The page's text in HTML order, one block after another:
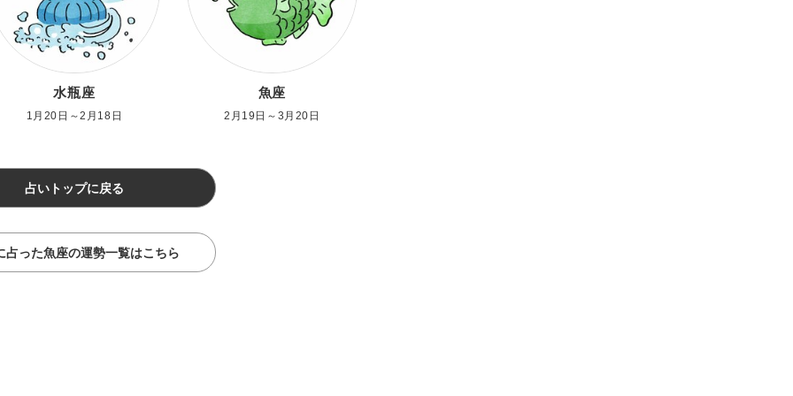
水瓶座
1月20日～2月18日
魚座
2月19日～3月20日
占いトップに戻る
占った魚座の運勢一覧はこちら